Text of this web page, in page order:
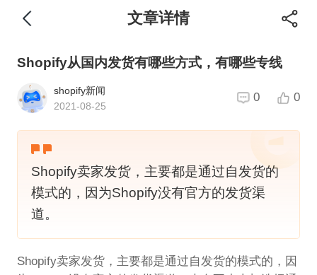
文章详情
Shopify从国内发货有哪些方式，有哪些专线
shopify新闻
2021-08-25
0 0
Shopify卖家发货，主要都是通过自发货的
模式的，因为Shopify没有官方的发货渠
道。
Shopify卖家发货，主要都是通过自发货的模式的，因